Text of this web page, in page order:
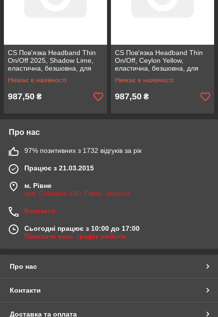
CS Пов'язка Headband Thin
On/Off 2025, Shadow Lime,
еластична, безшовна, для
терморегуляції, легка, з
вентиляційними отворами
Немає в наявності
987,50 ₴
CS Пов'язка Headband Thin
On/Off, Ceylon Yellow,
еластична, безшовна, для
тренувань і гонок,
терморегуляція, вентиляційні
Немає в наявності
987,50 ₴
Про нас
97% позитивних з 1732 відгуків за рік
Працює з 21.03.2015
м. Рівне
вул. Соборна 430, Рівне, Україна
Контакти
Сьогодні працює з 10:00 до 17:00
Показати весь графік роботи
Про нас
Контакти
Доставка та оплата